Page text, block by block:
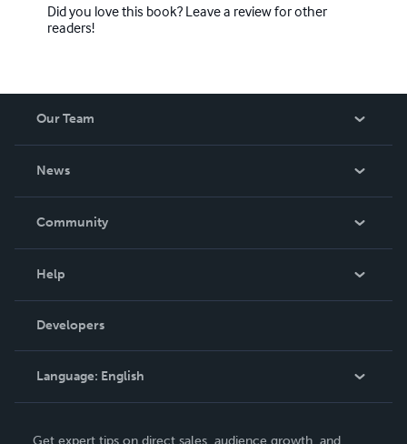
Did you love this book? Leave a review for other
readers!
Our Team
News
In The News
Community
Podcast
Help
Order Lookup
Knowledge Base
Contact Support
Developers
Language: English
Get expert tips on direct sales, audience growth, and